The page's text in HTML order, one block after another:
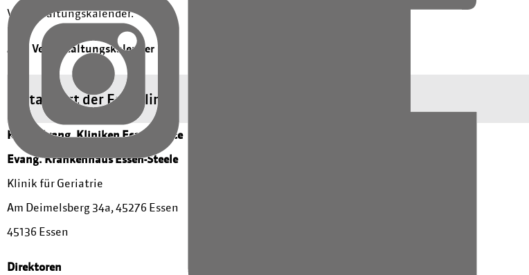
Veranstaltungskalender.
Zum Veranstaltungskalender
Standort der Fachklinik
KEM | Evang. Kliniken Essen-Mitte
Evang. Krankenhaus Essen-Steele
Klinik für Geriatrie
Am Deimelsberg 34a, 45276 Essen
45136 Essen
Direktoren